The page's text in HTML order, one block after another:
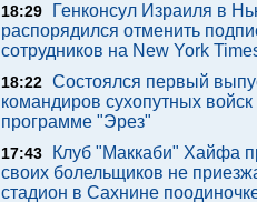
18:29
Генконсул Израиля в
распорядился отменить
сотрудников на New York
18:22 Состоялся первый
командиров сухопутных войск
программе "Эрез"
17:43
Клуб "Маккаби" Хайфа
своих болельщиков не
стадион в Сахнине